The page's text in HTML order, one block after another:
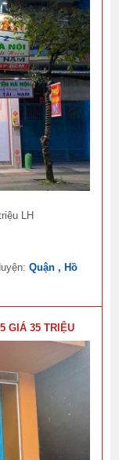
LH
Quận , Hồ
GIÁ 35 TRIỆU